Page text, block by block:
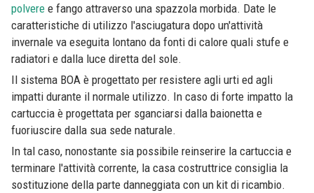
polvere e fango attraverso una spazzola morbida. Date le
caratteristiche di utilizzo l'asciugatura dopo un'attività
invernale va eseguita lontano da fonti di calore quali stufe e
radiatori e dalla luce diretta del sole.
Il sistema BOA è progettato per resistere agli urti ed agli
impatti durante il normale utilizzo. In caso di forte impatto la
cartuccia è progettata per sganciarsi dalla baionetta e
fuoriuscire dalla sua sede naturale.
In tal caso, nonostante sia possibile reinserire la cartuccia e
terminare l'attività corrente, la casa costruttrice consiglia la
sostituzione della parte danneggiata con un kit di ricambio.